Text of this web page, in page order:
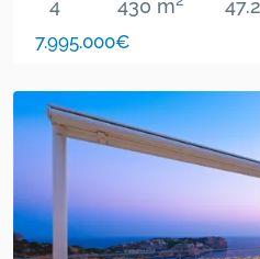
4 430 m
7.995.000€